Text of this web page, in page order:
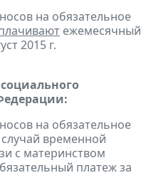
на обязательное
ежемесячный
2015 г.
на обязательное
временной
с материнством
платеж за